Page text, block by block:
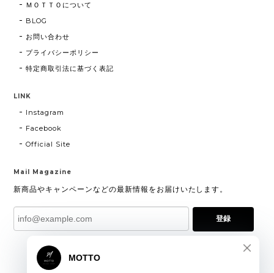
ＭＯＴＴＯについて
BLOG
お問い合わせ
プライバシーポリシー
特定商取引法に基づく表記
LINK
Instagram
Facebook
Official Site
Mail Magazine
新商品やキャンペーンなどの最新情報をお届けいたします。
登録